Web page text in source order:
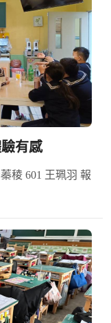
有感
稜 601 王珮羽 報